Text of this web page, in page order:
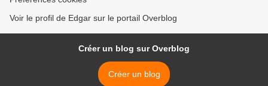
Voir le profil de Edgar sur le portail Overblog
Créer un blog sur Overblog
Créer un blog